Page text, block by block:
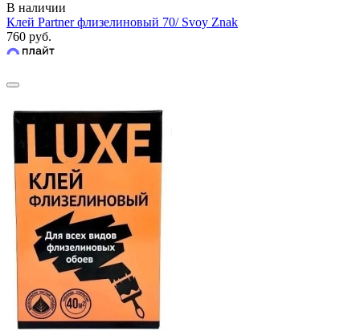
В наличии
Клей Partner флизелиновый 70/ Svoy Znak
760 руб.